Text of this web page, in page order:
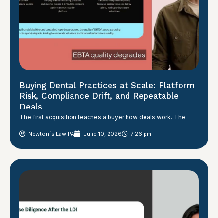
Buying Dental Practices at Scale: Platform
Risk, Compliance Drift, and Repeatable
Deals
The first acquisition teaches a buyer how deals work. The
Newton´s Law PA June 10, 2026 7:26 pm